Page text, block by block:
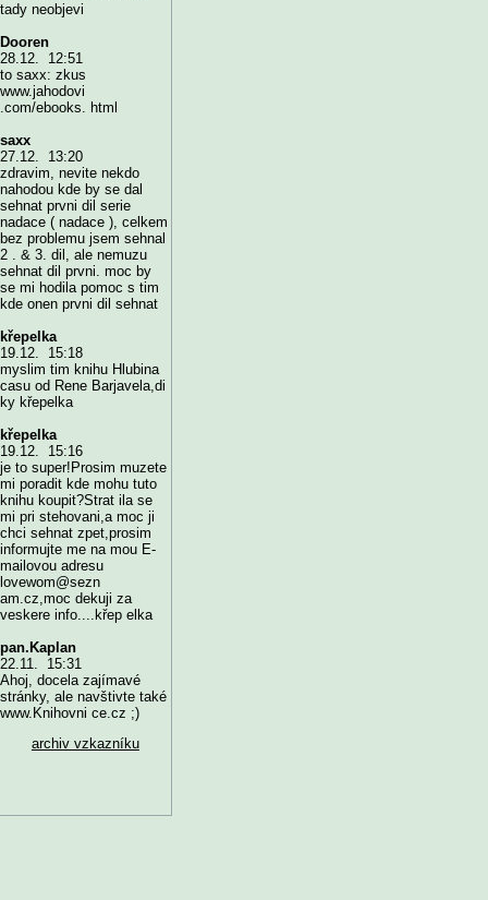
tady neobjevi
Dooren
28.12. 12:51
to saxx: zkus
www.jahodovi
.com/ebooks. html
saxx
27.12. 13:20
zdravim, nevite nekdo
nahodou kde by se dal
sehnat prvni dil serie
nadace ( nadace ), celkem
bez problemu jsem sehnal
2 . & 3. dil, ale nemuzu
sehnat dil prvni. moc by
se mi hodila pomoc s tim
kde onen prvni dil sehnat
křepelka
19.12. 15:18
myslim tim knihu Hlubina
casu od Rene Barjavela,di
ky křepelka
křepelka
19.12. 15:16
je to super!Prosim muzete
mi poradit kde mohu tuto
knihu koupit?Strat ila se
mi pri stehovani,a moc ji
chci sehnat zpet,prosim
informujte me na mou E-
mailovou adresu
lovewom@sezn
am.cz,moc dekuji za
veskere info....křep elka
pan.Kaplan
22.11. 15:31
Ahoj, docela zajímavé
stránky, ale navštivte také
www.Knihovni ce.cz ;)
archiv vzkazníku